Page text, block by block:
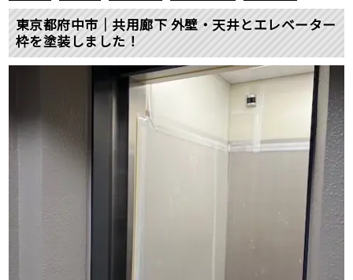
東京都府中市｜共用廊下 外壁・天井とエレベーター
枠を塗装しました！